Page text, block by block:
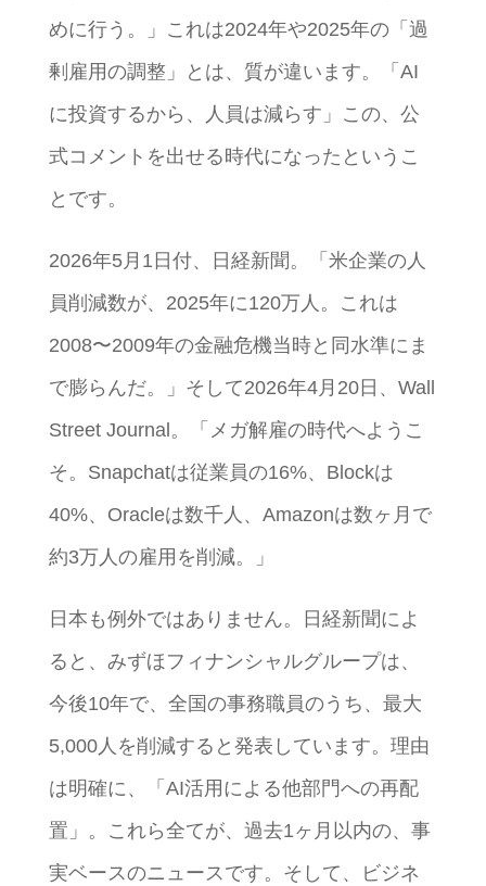
めに行う。」これは2024年や2025年の「過
剰雇用の調整」とは、質が違います。「AI
に投資するから、人員は減らす」この、公
式コメントを出せる時代になったというこ
とです。
2026年5月1日付、日経新聞。「米企業の人
員削減数が、2025年に120万人。これは
2008〜2009年の金融危機当時と同水準にま
で膨らんだ。」そして2026年4月20日、Wall
Street Journal。「メガ解雇の時代へようこ
そ。Snapchatは従業員の16%、Blockは
40%、Oracleは数千人、Amazonは数ヶ月で
約3万人の雇用を削減。」
日本も例外ではありません。日経新聞によ
ると、みずほフィナンシャルグループは、
今後10年で、全国の事務職員のうち、最大
5,000人を削減すると発表しています。理由
は明確に、「AI活用による他部門への再配
置」。これら全てが、過去1ヶ月以内の、事
実ベースのニュースです。そして、ビジネ